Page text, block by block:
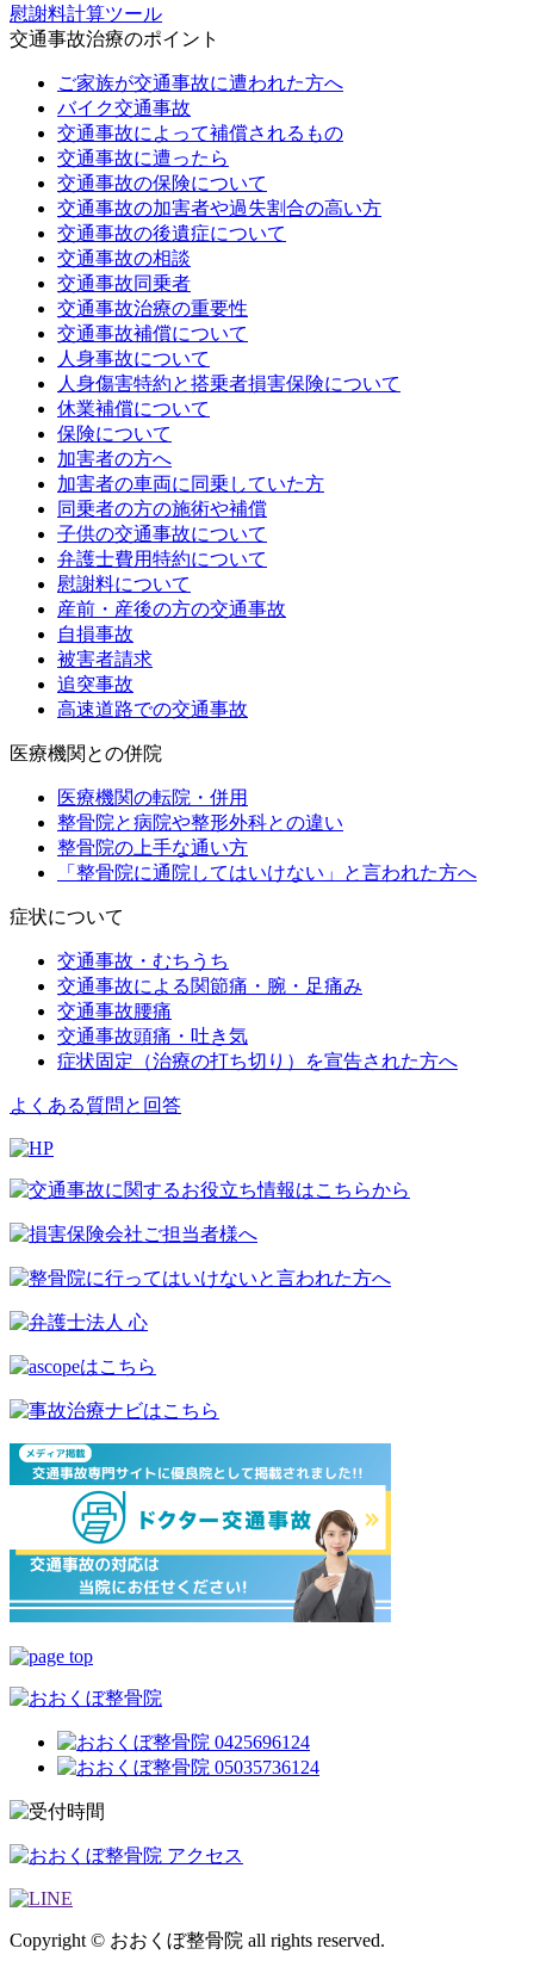
慰謝料計算ツール
交通事故治療のポイント
ご家族が交通事故に遭われた方へ
バイク交通事故
交通事故によって補償されるもの
交通事故に遭ったら
交通事故の保険について
交通事故の加害者や過失割合の高い方
交通事故の後遺症について
交通事故の相談
交通事故同乗者
交通事故治療の重要性
交通事故補償について
人身事故について
人身傷害特約と搭乗者損害保険について
休業補償について
保険について
加害者の方へ
加害者の車両に同乗していた方
同乗者の方の施術や補償
子供の交通事故について
弁護士費用特約について
慰謝料について
産前・産後の方の交通事故
自損事故
被害者請求
追突事故
高速道路での交通事故
医療機関との併院
医療機関の転院・併用
整骨院と病院や整形外科との違い
整骨院の上手な通い方
「整骨院に通院してはいけない」と言われた方へ
症状について
交通事故・むちうち
交通事故による関節痛・腕・足痛み
交通事故腰痛
交通事故頭痛・吐き気
症状固定（治療の打ち切り）を宣告された方へ
よくある質問と回答
Copyright © おおくぼ整骨院 all rights reserved.